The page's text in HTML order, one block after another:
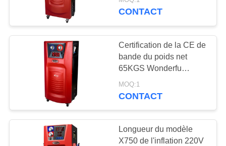
CONTACTEZ-
NOUS
DEMANDEZ
CITATION
PLAN
récupération de
climatisation
machine
automatique de
récupération à C.A.
d'inflation 10m 65KGS
CONTACT
Certification de la CE de
bande du poids net
65KGS Wonderfu
d'inflation de pneu de
l'azote X740
MOQ:1
CONTACT
Longueur du modèle
X750 de l'inflation 220V